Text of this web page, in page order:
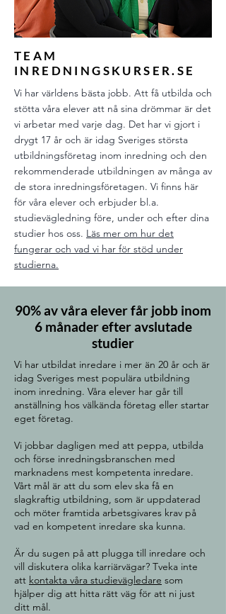
TEAM
INREDNINGSKURSER.SE
Vi har världens bästa jobb. Att få utbilda och
stötta våra elever att nå sina drömmar är det
vi arbetar med varje dag. Det har vi gjort i
drygt 17 år och är idag Sveriges största
utbildningsföretag inom inredning och den
rekommenderade utbildningen av många av
de stora inredningsföretagen. Vi finns här
för våra elever och erbjuder bl.a.
studievägledning före, under och efter dina
studier hos oss. Läs mer om hur det
fungerar och vad vi har för stöd under
studierna.
90% av våra elever får jobb inom
6 månader efter avslutade
studier
Vi har utbildat inredare i mer än 20 år och är
idag Sveriges mest populära utbildning
inom inredning. Våra elever har går till
anställning hos välkända företag eller startar
eget företag.
Vi jobbar dagligen med att peppa, utbilda
och förse inredningsbranschen med
marknadens mest kompetenta inredare.
Vårt mål är att du som elev ska få en
slagkraftig utbildning, som är uppdaterad
och möter framtida arbetsgivares krav på
vad en kompetent inredare ska kunna.
Är du sugen på att plugga till inredare och
vill diskutera olika karriärvägar? Tveka inte
att kontakta våra studievägledare som
hjälper dig att hitta rätt väg för att ni just
ditt mål.